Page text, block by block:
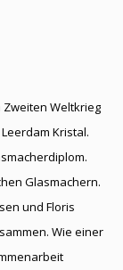
Weltkrieg
Kristal.
Glasmachern.
und Floris
Wie einer